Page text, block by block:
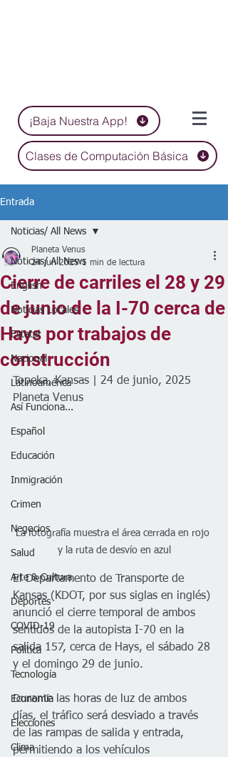
¡Baja Nuestra App!
Clases de Computación Básica
Entrada
Noticias/ All News
English
Noticias Locales
Estatal
Nacional
Latinoamérica
Así Funciona...
Español
Educación
Inmigración
Crimen
Negocios
Salud
Arte & Cultura
Deportes
COVID-19
Política
Tecnología
Economía
Elecciones
Clima
Noticias/ All News
Cierre de carriles el 28 y 29
de junio de la I-70 cerca de
Hays por trabajos de
construcción
Planeta Venus
24 jun 2025 1 min de lectura
Topeka, Kansas | 24 de junio, 2025
Planeta Venus
La fotografía muestra el área cerrada en rojo
y la ruta de desvío en azul
El Departamento de Transporte de
Kansas (KDOT, por sus siglas en inglés)
anunció el cierre temporal de ambos
sentidos de la autopista I-70 en la
salida 157, cerca de Hays, el sábado 28
y el domingo 29 de junio.
Durante las horas de luz de ambos
días, el tráfico será desviado a través
de las rampas de salida y entrada,
permitiendo a los vehículos